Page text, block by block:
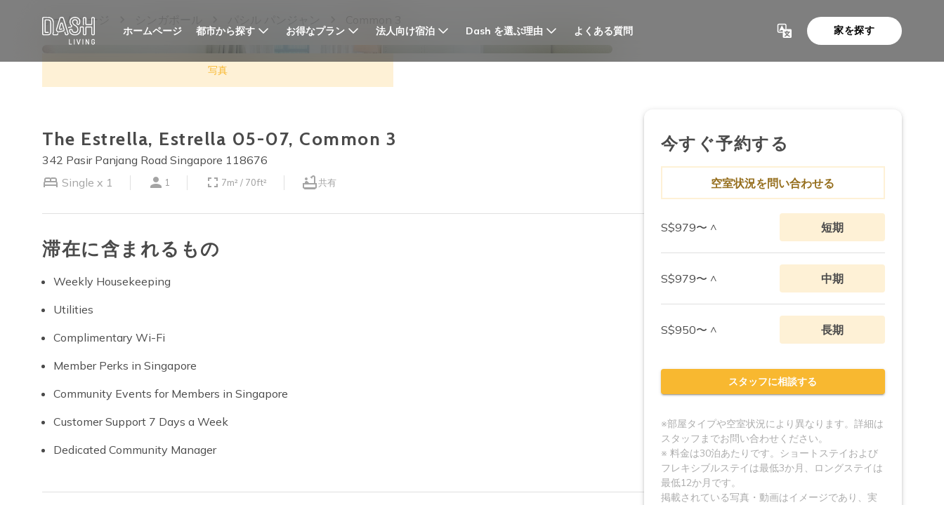
ホームページ 都市から探す お得なプラン 法人向け宿泊 Dash を選ぶ理由 よくある質問 家を探す
ホームページ
写真
The Estrella, Estrella 05-07, Common 3
342 Pasir Panjang Road Singapore 118676
Single x 1
1 7m² / 70ft² 共有
滞在に含まれるもの
Weekly Housekeeping
Utilities
Complimentary Wi-Fi
Member Perks in Singapore
Community Events for Members in Singapore
Customer Support 7 Days a Week
Dedicated Community Manager
今すぐ予約する
空室状況を問い合わせる
S$979〜 ^ 短期
S$979〜 ^ 中期
S$950〜 ^ 長期
スタッフに相談する
※部屋タイプや空室状況により異なります。詳細は
スタッフまでお問い合わせください。
※ 料金は30泊あたりです。ショートステイおよび
フレキシブルステイは最低3か月、ロングステイは
最低12か月です。
掲載されている写真・動画はイメージであり、実